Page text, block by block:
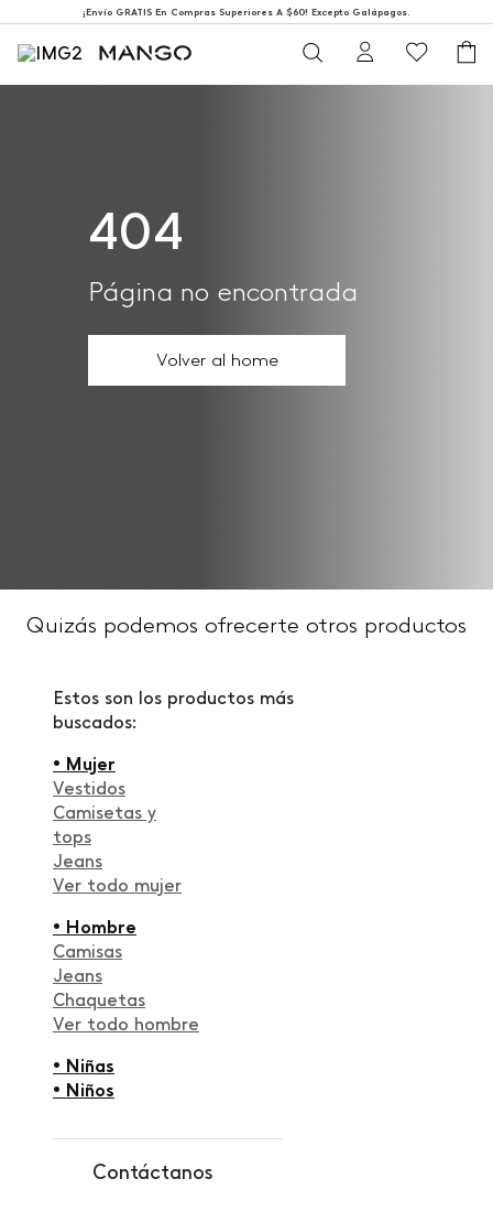
¡Envío GRATIS En Compras Superiores A $60! Excepto Galápagos.
404
Página no encontrada
Volver al home
Quizás podemos ofrecerte otros productos
Estos son los productos más
buscados:
• Mujer
Vestidos
Camisetas y
tops
Jeans
Ver todo mujer
• Hombre
Camisas
Jeans
Chaquetas
Ver todo hombre
• Niñas
• Niños
Contáctanos